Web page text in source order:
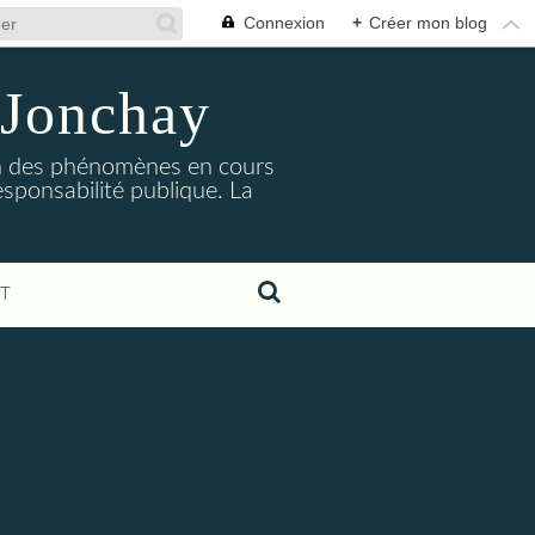
Connexion + Créer mon blog
des phénomènes en cours
publique. La